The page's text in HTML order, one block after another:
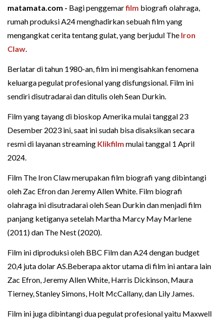
matamata.com - Bagi penggemarfilm biografi olahraga,
rumah produksi A24 menghadirkan sebuah film yang
mengangkat cerita tentang gulat, yang berjudul The Iron
Claw.
Berlatar di tahun 1980-an, film ini mengisahkan fenomena
keluarga pegulat profesional yang disfungsional. Film ini
sendiri disutradarai dan ditulis oleh Sean Durkin.
Film yang tayang di bioskop Amerika mulai tanggal 23
Desember 2023 ini, saat ini sudah bisa disaksikan secara
resmi di layanan streaming Klikfilm mulai tanggal 1 April
2024.
Film The Iron Claw merupakan film biografi yang dibintangi
oleh Zac Efron dan Jeremy Allen White. Film biografi
olahraga ini disutradarai oleh Sean Durkin dan menjadi film
panjang ketiganya setelah Martha Marcy May Marlene
(2011) dan The Nest (2020).
Film ini diproduksi oleh BBC Film dan A24 dengan budget
20,4 juta dolar AS.Beberapa aktor utama di film ini antara lain
Zac Efron, Jeremy Allen White, Harris Dickinson, Maura
Tierney, Stanley Simons, Holt McCallany, dan Lily James.
Film ini juga dibintangi dua pegulat profesional yaitu Maxwell